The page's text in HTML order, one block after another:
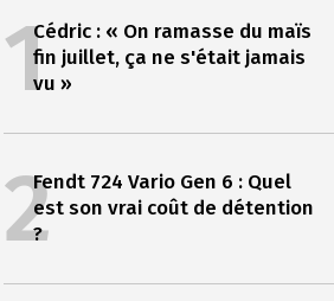
1Cédric : « On ramasse du maïs
fin juillet, ça ne s'était jamais
vu »
2Fendt 724 Vario Gen 6 : Quel
est son vrai coût de détention
?